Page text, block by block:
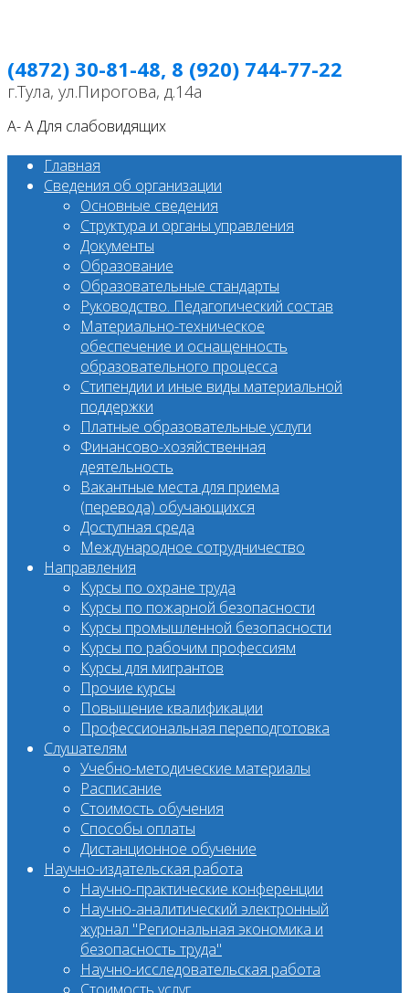
(4872) 30-81-48, 8 (920) 744-77-22
г.Тула, ул.Пирогова, д.14а
A-AДля слабовидящих
Главная
Сведения об организации
Основные сведения
Структура и органы управления
Документы
Образование
Образовательные стандарты
Руководство. Педагогический состав
Материально-техническое
обеспечение и оснащенность
образовательного процесса
Стипендии и иные виды материальной
поддержки
Платные образовательные услуги
Финансово-хозяйственная
деятельность
Вакантные места для приема
(перевода) обучающихся
Доступная среда
Международное сотрудничество
Направления
Курсы по охране труда
Курсы по пожарной безопасности
Курсы промышленной безопасности
Курсы по рабочим профессиям
Курсы для мигрантов
Прочие курсы
Повышение квалификации
Профессиональная переподготовка
Слушателям
Учебно-методические материалы
Расписание
Стоимость обучения
Способы оплаты
Дистанционное обучение
Научно-издательская работа
Научно-практические конференции
Научно-аналитический электронный
журнал "Региональная экономика и
безопасность труда"
Научно-исследовательская работа